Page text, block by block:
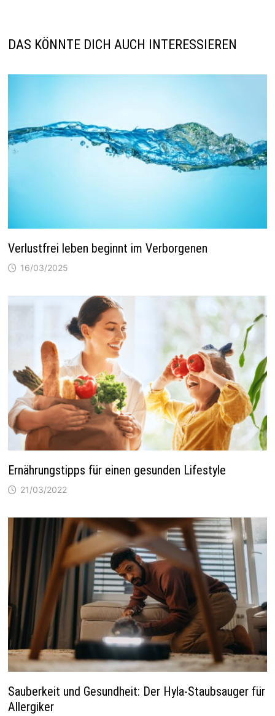
DAS KÖNNTE DICH AUCH INTERESSIEREN
Verlustfrei leben beginnt im Verborgenen
16/03/2025
Ernährungstipps für einen gesunden Lifestyle
21/03/2022
Sauberkeit und Gesundheit: Der Hyla-Staubsauger für
Allergiker